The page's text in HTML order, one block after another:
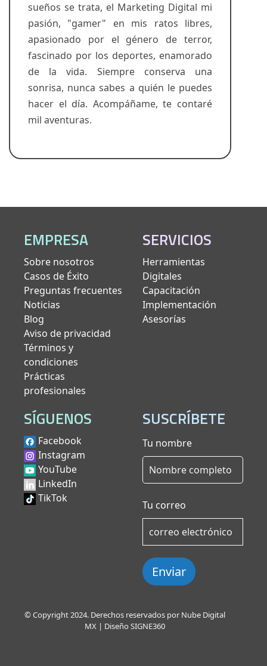
sueños se trata, el Marketing Digital mi
pasión, "gamer" en mis ratos libres,
apasionado por el género de terror,
fascinado por los deportes, enamorado
de la vida. Siempre conserva una
sonrisa, nunca sabes a quién le puedes
hacer el día. Acompáñame, te contaré
mil aventuras.
EMPRESA
Sobre nosotros
Casos de Éxito
Preguntas frecuentes
Noticias
Blog
Aviso de privacidad
Términos y
condiciones
Prácticas
profesionales
SERVICIOS
Herramientas
Digitales
Capacitación
Implementación
Asesorías
SÍGUENOS
Facebook
Instagram
YouTube
LinkedIn
TikTok
SUSCRÍBETE
Tu nombre
Tu correo
Enviar
© Copyright 2024. Derechos reservados por Nube Digital
MX | Diseño SIGNE360